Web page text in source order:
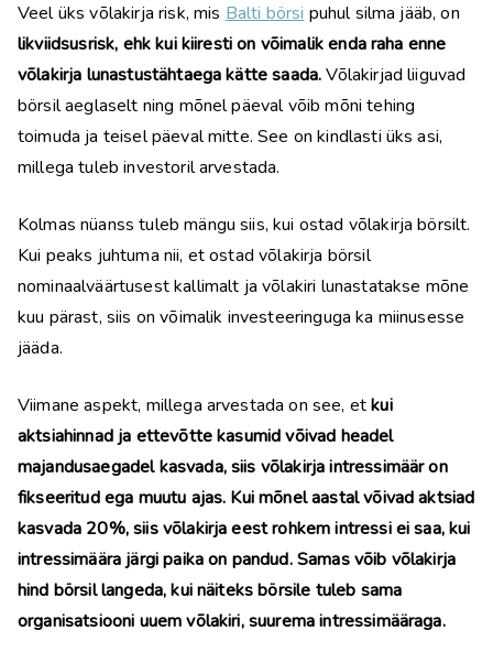
Veel üks võlakirja risk, mis Balti börsi puhul silma jääb, on
likviidsusrisk, ehk kui kiiresti on võimalik enda raha enne
võlakirja lunastustähtaega kätte saada.Võlakirjad liiguvad
börsil aeglaselt ning mõnel päeval võib mõni tehing
toimuda ja teisel päeval mitte. See on kindlasti üks asi,
millega tuleb investoril arvestada.
Kolmas nüanss tuleb mängu siis, kui ostad võlakirja börsilt.
Kui peaks juhtuma nii, et ostad võlakirja börsil
nominaalväärtusest kallimalt ja võlakiri lunastatakse mõne
kuu pärast, siis on võimalik investeeringuga ka miinusesse
jääda.
Viimane aspekt, millega arvestada on see, etkui
aktsiahinnad ja ettevõtte kasumid võivad headel
majandusaegadel kasvada, siis võlakirja intressimäär on
fikseeritud ega muutu ajas. Kui mõnel aastal võivad aktsiad
kasvada 20%, siis võlakirja eest rohkem intressi ei saa, kui
intressimäära järgi paika on pandud. Samas võib võlakirja
hind börsil langeda, kui näiteks börsile tuleb sama
organisatsiooni uuem võlakiri, suurema intressimääraga.